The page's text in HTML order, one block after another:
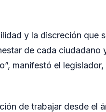
y la discreción que
de cada ciudadano
manifestó el
de trabajar desde el